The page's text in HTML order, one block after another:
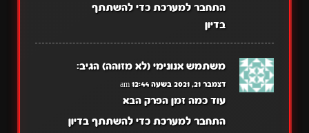
התחבר למערכת כדי להשתתף
בדיון
משתמש אנונימי (לא מזוהה) הגיב:
דצמבר 21, 2021 בשעה 12:44 am
עוד כמה זמן הפרק הבא
התחבר למערכת כדי להשתתף בדיון